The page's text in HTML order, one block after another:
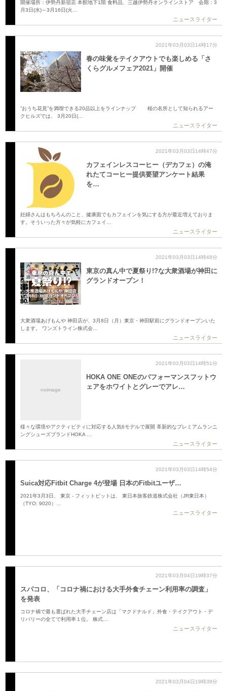
開催場所：伊勢丹新宿店 本館地下1階 食料品、三越伊勢丹オンラインストア 会期：3
月3日(水)～3月16日(火…
ニュースライター
2021年03月03日14時17分
春の味覚をテイクアウトでも楽しめる「さ
くらグルメフェア2021」開催
”おうち花見”を満喫できる20品以上をラインナップ 桜の名所として知られるアー
クヒルズでは、 3月20日(…
ニュースライター
2021年03月03日14時47分
カフェインレスコーヒー（デカフェ）の淹
れたてコーヒー提供要望アンケート結果
を…
妊婦さんはもちろんのこと、健康面でもカフェインを気にする方が最近増えておりま
す。そういった方々が気軽にカフェイ…
ニュースライター
2021年03月03日14時48分
東京の真ん中で夏祭り!?な大衆酒場が神田に
グランドオープン！
大衆酒場あげもんや 神田店が、3月8日（月）東京・神田駅前にグランドオープンいた
します。 ワンズトライン株式会…
ニュースライター
noimage
2021年03月03日14時51分
HOKA ONE ONEのパフォーマンスフットウ
ェアをホワイトとグレーでアレ…
様々な環境やアクティビティに対応する人気6モデルで展開 革新的なプレミアムランニ
ングシューズブランドHOKA …
ニュースライター
2021年03月03日14時54分
Suica対応Fitbit Charge 4が登場 日本のFitbitユーザ…
2021年3月3日、 東京 - フィットビットは、 東日本旅客鉄道株式会社（JR東日本）
（TYO: 9020）…
ニュースライター
2021年03月04日19時37分
スパコロ、「コロナ禍における大手外食チェーン利用率の調査」
を発表
コロナ禍で最も選ばれた大手チェーン店は「マクドナルド」外食・テイクアウト・デ
リバリーの全てで利用率１位。 株式…
ニュースライター
2021年03月04日19時39分